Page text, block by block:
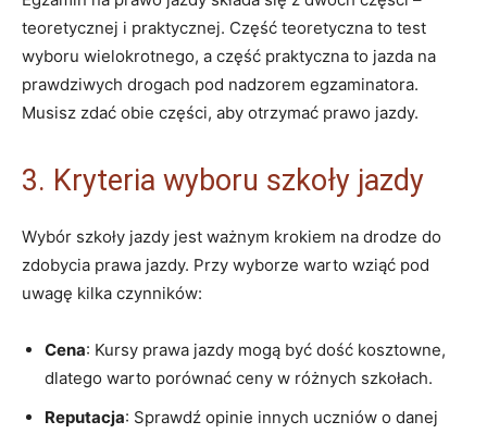
teoretycznej i praktycznej. Część teoretyczna to test
wyboru wielokrotnego, a część praktyczna to jazda na
prawdziwych drogach pod nadzorem egzaminatora.
Musisz zdać obie części, aby otrzymać prawo jazdy.
3. Kryteria wyboru szkoły jazdy
Wybór szkoły jazdy jest ważnym krokiem na drodze do
zdobycia prawa jazdy. Przy wyborze warto wziąć pod
uwagę kilka czynników:
Cena: Kursy prawa jazdy mogą być dość kosztowne,
dlatego warto porównać ceny w różnych szkołach.
Reputacja: Sprawdź opinie innych uczniów o danej